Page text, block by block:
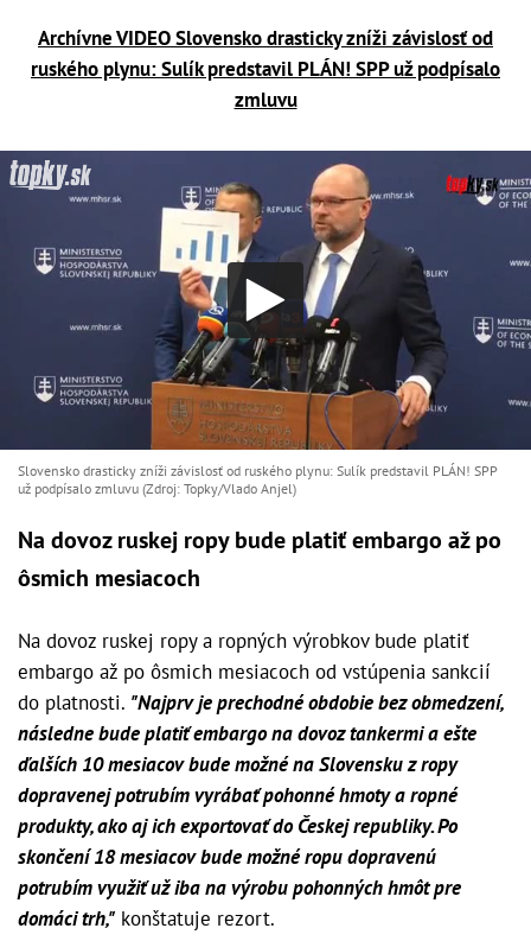
Archívne VIDEO Slovensko drasticky zníži závislosť od
ruského plynu: Sulík predstavil PLÁN! SPP už podpísalo
zmluvu
Slovensko drasticky zníži závislosť od ruského plynu: Sulík predstavil PLÁN! SPP
už podpísalo zmluvu (Zdroj: Topky/Vlado Anjel)
Na dovoz ruskej ropy bude platiť embargo až po
ôsmich mesiacoch
Na dovoz ruskej ropy a ropných výrobkov bude platiť
embargo až po ôsmich mesiacoch od vstúpenia sankcií
do platnosti. "Najprv je prechodné obdobie bez obmedzení,
následne bude platiť embargo na dovoz tankermi a ešte
ďalších 10 mesiacov bude možné na Slovensku z ropy
dopravenej potrubím vyrábať pohonné hmoty a ropné
produkty, ako aj ich exportovať do Českej republiky. Po
skončení 18 mesiacov bude možné ropu dopravenú
potrubím využiť už iba na výrobu pohonných hmôt pre
domáci trh," konštatuje rezort.